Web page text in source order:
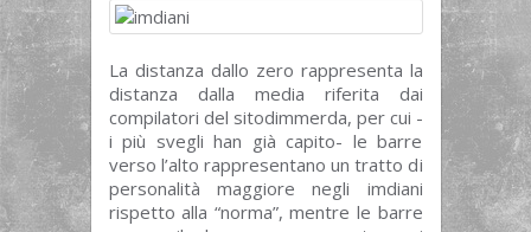
La distanza dallo zero rappresenta la
distanza dalla media riferita dai
compilatori del sitodimmerda, per cui -
i più svegli han già capito- le barre
verso l’alto rappresentano un tratto di
personalità maggiore negli imdiani
rispetto alla “norma”, mentre le barre